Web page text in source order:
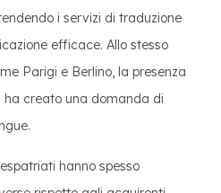
i servizi di traduzione
efficace. Allo stesso
Parigi e Berlino, la presenza
creato una domanda di
hanno spesso